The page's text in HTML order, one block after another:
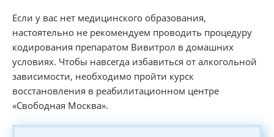
Если у вас нет медицинского образования,
настоятельно не рекомендуем проводить процедуру
кодирования препаратом Вивитрол в домашних
условиях. Чтобы навсегда избавиться от алкогольной
зависимости, необходимо пройти курск
восстановления в реабилитационном центре
«Свободная Москва».